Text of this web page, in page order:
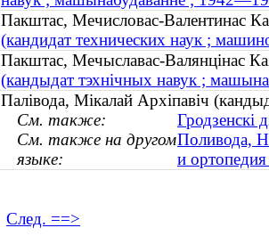
Пакштас, Мечисловас-
(кандидат технических наук ;
Пакштас, Мечыславас-Валянцінас
(кандыдат тэхнічных навук ;
Палівода, Мікалай Архіпавіч
См. также:
Гродзенскі
См. также на другом
языке:
Поливода,
и
След. ==>